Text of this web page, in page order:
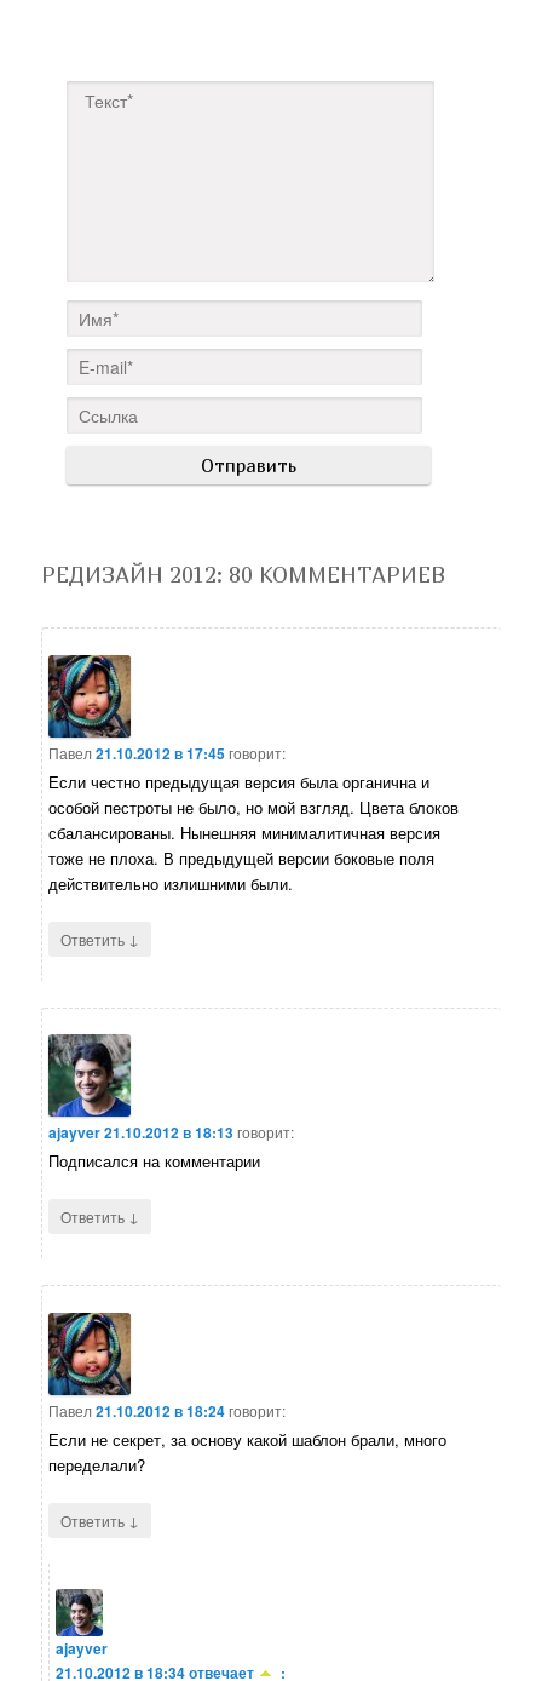
РЕДИЗАЙН 2012: 80 КОММЕНТАРИЕВ
Павел21.10.2012 в 17:45говорит:
Если честно предыдущая версия была органична и
особой пестроты не было, но мой взгляд. Цвета блоков
сбалансированы. Нынешняя минималитичная версия
тоже не плоха. В предыдущей версии боковые поля
действительно излишними были.
Ответить ↓
ajayver21.10.2012 в 18:13говорит:
Подписался на комментарии
Ответить ↓
Павел21.10.2012 в 18:24говорит:
Если не секрет, за основу какой шаблон брали, много
переделали?
Ответить ↓
ajayver
21.10.2012 в 18:34отвечает :